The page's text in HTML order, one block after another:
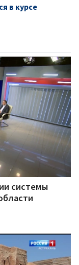
в курсе
системы